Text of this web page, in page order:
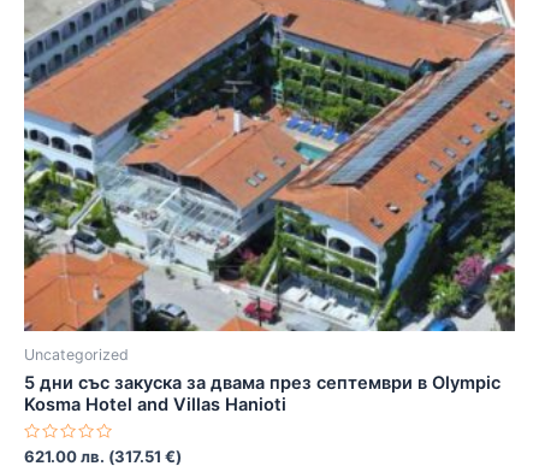
Uncategorized
5 дни със закуска за двама през септември в Olympic
Kosma Hotel and Villas Hanioti
Оценено
621.00лв. (317.51 €)